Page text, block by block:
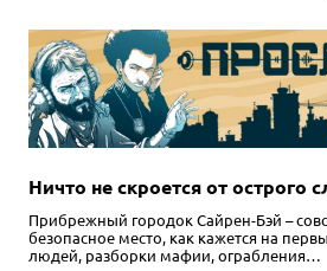
Ничто не скроется от острого
Прибрежный городок Сайрен-Бэй –
безопасное место, как кажется на
людей, разборки мафии, ограбления…